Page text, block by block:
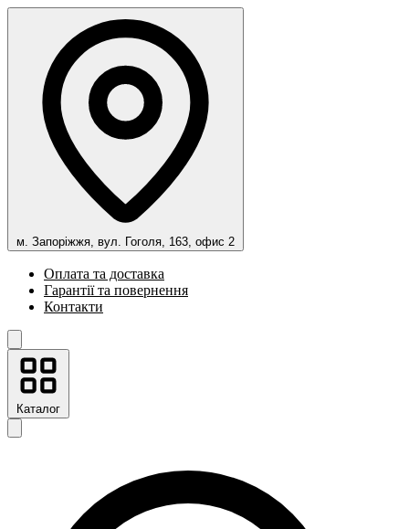
м. Запоріжжя, вул. Гоголя, 163, офис 2
Оплата та доставка
Гарантії та повернення
Контакти
Каталог